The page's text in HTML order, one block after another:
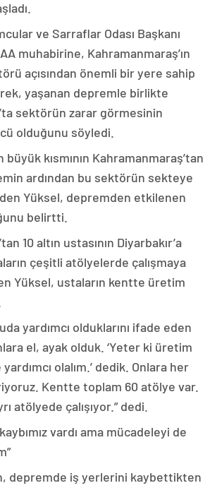
ve Sarraflar Odası Başkanı
muhabirine, Kahramanmaraş’ın
açısından önemli bir yere sahip
yaşanan depremle birlikte
sektörün zarar görmesinin
olduğunu söyledi.
kısmının Kahramanmaraş’tan
ardından bu sektörün sekteye
Yüksel, depremden etkilenen
belirtti.
10 altın ustasının Diyarbakır’a
çeşitli atölyelerde çalışmaya
Yüksel, ustaların kentte üretim
yardımcı olduklarını ifade eden
el, ayak olduk. ‘Yeter ki üretim
olalım.’ dedik. Onlara her
Kentte toplam 60 atölye var.
atölyede çalışıyor.” dedi.
vardı ama mücadeleyi de
depremde iş yerlerini kaybettikten